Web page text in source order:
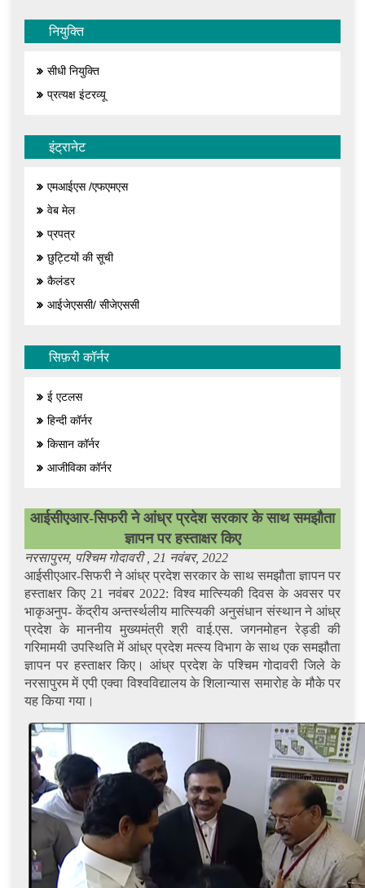
नियुक्ति
सीधी नियुक्ति
प्रत्यक्ष इंटरव्यू
इंट्रानेट
एमआईएस /एफएमएस
वेब मेल
प्रपत्र
छुट्टियों की सूची
कैलंडर
आईजेएससी/ सीजेएससी
सिफ़री कॉर्नर
ई एटलस
हिन्दी कॉर्नर
किसान कॉर्नर
आजीविका कॉर्नर
आईसीएआर-सिफरी ने आंध्र प्रदेश सरकार के साथ समझौता
ज्ञापन पर हस्ताक्षर किए
नरसापुरम, पश्चिम गोदावरी , 21 नवंबर, 2022
आईसीएआर-सिफरी ने आंध्र प्रदेश सरकार के साथ समझौता ज्ञापन पर
हस्ताक्षर किए 21 नवंबर 2022: विश्व मात्स्यिकी दिवस के अवसर पर
भाकृअनुप- केंद्रीय अन्तर्स्थलीय मात्स्यिकी अनुसंधान संस्थान ने आंध्र
प्रदेश के माननीय मुख्यमंत्री श्री वाई.एस. जगनमोहन रेड्डी की
गरिमामयी उपस्थिति में आंध्र प्रदेश मत्स्य विभाग के साथ एक समझौता
ज्ञापन पर हस्ताक्षर किए। आंध्र प्रदेश के पश्चिम गोदावरी जिले के
नरसापुरम में एपी एक्वा विश्वविद्यालय के शिलान्यास समारोह के मौके पर
यह किया गया।